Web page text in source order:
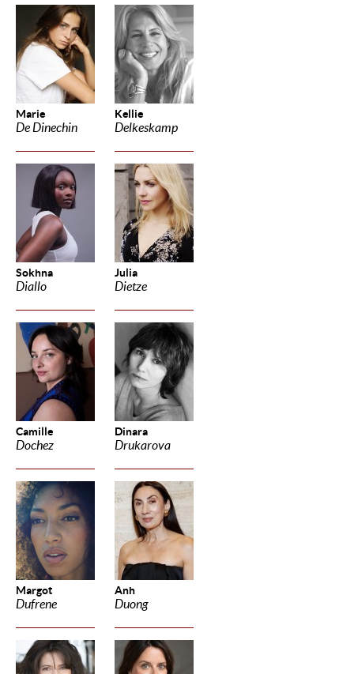
Marie
De Dinechin
Kellie
Delkeskamp
Sokhna
Diallo
Julia
Dietze
Camille
Dochez
Dinara
Drukarova
Margot
Dufrene
Anh
Duong